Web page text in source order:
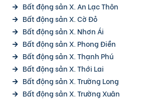
Bất động sản X. An Lạc Thôn
Bất động sản X. Cờ Đỏ
Bất động sản X. Nhơn Ái
Bất động sản X. Phong Điền
Bất động sản X. Thạnh Phú
Bất động sản X. Thới Lai
Bất động sản X. Trường Long
Bất động sản X. Trường Xuân